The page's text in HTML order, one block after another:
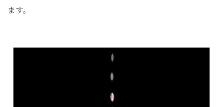
ます。